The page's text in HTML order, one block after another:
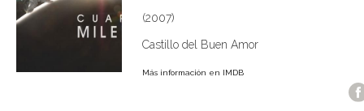
(2007)
Castillo del Buen Amor
Más información en IMDB